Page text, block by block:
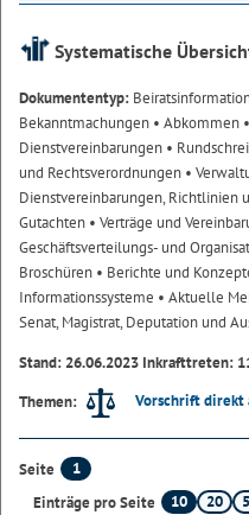
Systematische
Dokumententyp:
Bekanntmachungen • Abkommen
Dienstvereinbarungen •
und Rechtsverordnungen •
Dienstvereinbarungen, Richtlinien
Gutachten • Verträge und
Geschäftsverteilungs- und
Broschüren • Berichte und
Informationssysteme • Aktuelle
Senat, Magistrat, Deputation und
Stand: 26.06.2023 Inkrafttreten:
Themen:
Vorschrift direkt
Seite
1
Einträge pro Seite
10 20